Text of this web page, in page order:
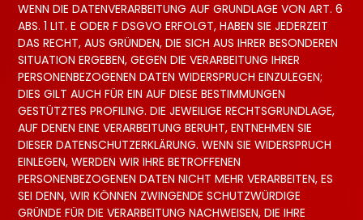
WENN DIE DATENVERARBEITUNG AUF GRUNDLAGE VON ART. 6
ABS. 1 LIT. E ODER F DSGVO ERFOLGT, HABEN SIE JEDERZEIT
DAS RECHT, AUS GRÜNDEN, DIE SICH AUS IHRER BESONDEREN
SITUATION ERGEBEN, GEGEN DIE VERARBEITUNG IHRER
PERSONENBEZOGENEN DATEN WIDERSPRUCH EINZULEGEN;
DIES GILT AUCH FÜR EIN AUF DIESE BESTIMMUNGEN
GESTÜTZTES PROFILING. DIE JEWEILIGE RECHTSGRUNDLAGE,
AUF DENEN EINE VERARBEITUNG BERUHT, ENTNEHMEN SIE
DIESER DATENSCHUTZERKLÄRUNG. WENN SIE WIDERSPRUCH
EINLEGEN, WERDEN WIR IHRE BETROFFENEN
PERSONENBEZOGENEN DATEN NICHT MEHR VERARBEITEN, ES
SEI DENN, WIR KÖNNEN ZWINGENDE SCHUTZWÜRDIGE
GRÜNDE FÜR DIE VERARBEITUNG NACHWEISEN, DIE IHRE